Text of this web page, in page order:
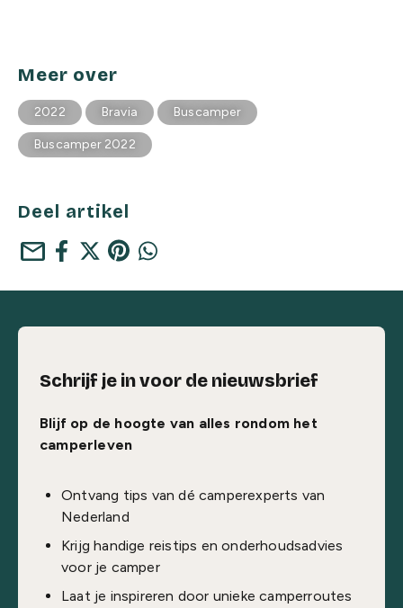
Meer over
2022 Bravia Buscamper
Buscamper 2022
Deel artikel
mail
Schrijf je in voor de nieuwsbrief
Blijf op de hoogte van alles rondom het
camperleven
Ontvang tips van dé camperexperts van
Nederland
Krijg handige reistips en onderhoudsadvies
voor je camper
Laat je inspireren door unieke camperroutes